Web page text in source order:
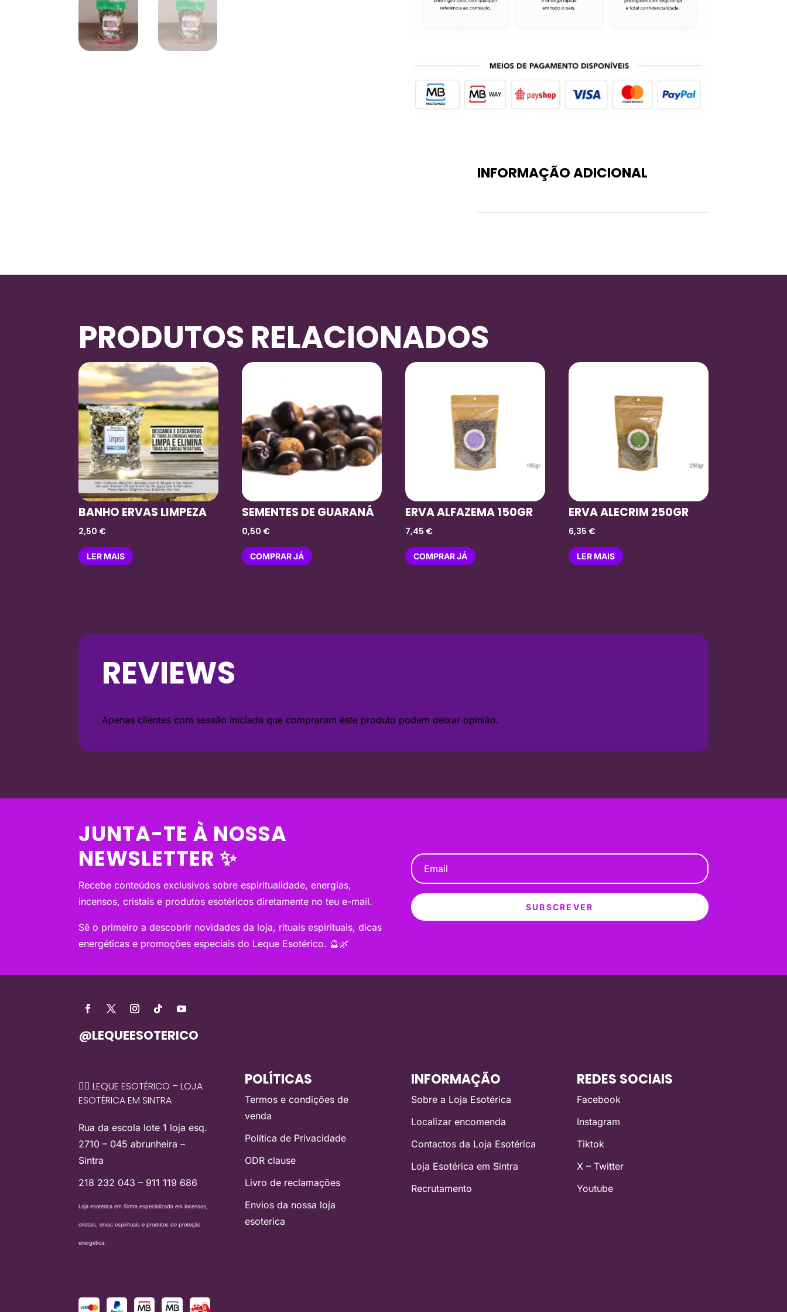
INFORMAÇÃO ADICIONAL
PRODUTOS RELACIONADOS
BANHO ERVAS LIMPEZA
2,50 €
LER MAIS
SEMENTES DE GUARANÁ
0,50 €
COMPRAR JÁ
ERVA ALFAZEMA 150GR
7,45 €
COMPRAR JÁ
ERVA ALECRIM 250GR
6,35 €
LER MAIS
REVIEWS
Apenas clientes com sessão iniciada que compraram este produto podem deixar opinião.
JUNTA-TE À NOSSA
NEWSLETTER ✨
Recebe conteúdos exclusivos sobre espiritualidade, energias,
incensos, cristais e produtos esotéricos diretamente no teu e-mail.
Sê o primeiro a descobrir novidades da loja, rituais espirituais, dicas
energéticas e promoções especiais do Leque Esotérico. 🔮🌿
SUBSCREVER
@LEQUEESOTERICO
🧙‍♀️ LEQUE ESOTÉRICO – LOJA
ESOTÉRICA EM SINTRA
Rua da escola lote 1 loja esq.
2710 – 045 abrunheira –
Sintra
218 232 043 – 911 119 686
Loja esotérica em Sintra especializada em incensos,
cristais, ervas espirituais e produtos de proteção
energética.
POLÍTICAS
Termos e condições de
venda
Política de Privacidade
ODR clause
Livro de reclamações
Envios da nossa loja
esoterica
INFORMAÇÃO
Sobre a Loja Esotérica
Localizar encomenda
Contactos da Loja Esotérica
Loja Esotérica em Sintra
Recrutamento
REDES SOCIAIS
Facebook
Instagram
Tiktok
X – Twitter
Youtube